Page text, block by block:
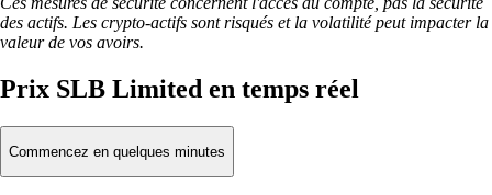
des actifs. Les crypto-actifs sont risqués et la volatilité peut impacter la
valeur de vos avoirs.
Prix SLB Limited en temps réel
Commencez en quelques minutes